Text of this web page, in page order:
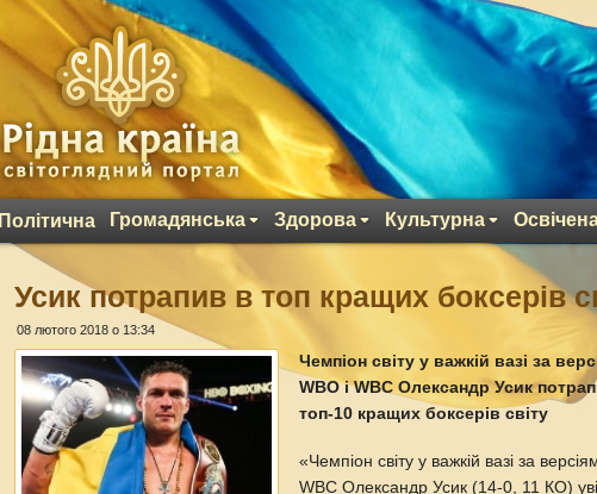
Політична Громадянська Здорова Культурна
Усик потрапив в топ кращих боксерів
08 лютого 2018 о 13:34
Чемпіон світу у важкій вазі за
WBO і WBC Олександр Усик
топ-10 кращих боксерів світу
«Чемпіон світу у важкій вазі за
WBC Олександр Усик (14-0, 11 КО)